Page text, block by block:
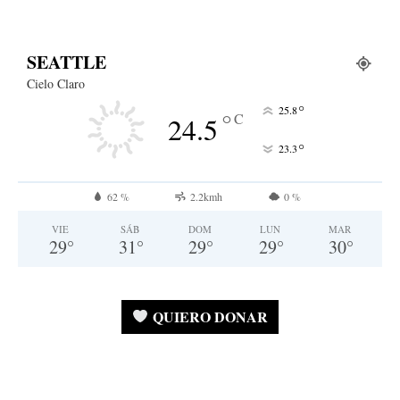
SEATTLE
Cielo Claro
24.5°C 25.8°
23.3°
62 % 2.2kmh 0 %
VIE
29°
SÁB
31°
DOM
29°
LUN
29°
MAR
30°
QUIERO DONAR